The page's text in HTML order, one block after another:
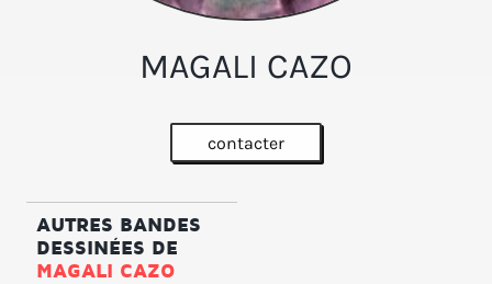
MAGALI CAZO
contacter
AUTRES BANDES
DESSINÉES DE
MAGALI CAZO